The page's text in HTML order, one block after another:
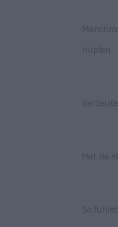
hüpfen.
Hat da
So